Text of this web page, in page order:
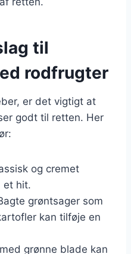
til
rodfrugter
er det vigtigt at
godt til retten. Her
og cremet
et hit.
grøntsager som
kan tilføje en
grønne blade kan